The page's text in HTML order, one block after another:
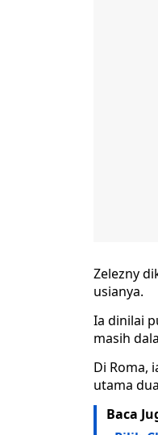
Zelezny
usianya.
Ia dinilai
masih
Di Roma,
utama
Baca